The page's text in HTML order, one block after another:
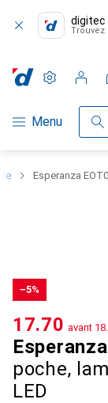
digitec
Navigation par
Menu
Paramètres
Compte
Listes de
Listes
Panier
Esperanza
−5%
Esperanza
poche,
LED
CHF
17.70 avant